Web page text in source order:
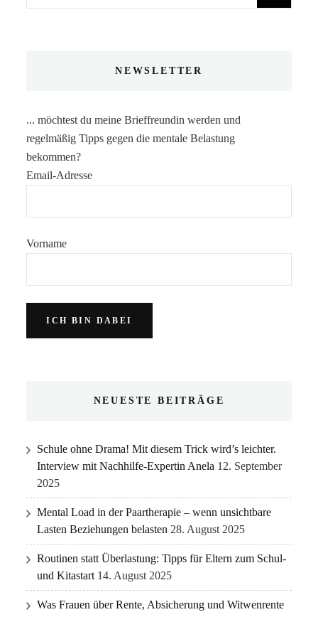
nach:
NEWSLETTER
... möchtest du meine Brieffreundin werden und
regelmäßig Tipps gegen die mentale Belastung
bekommen?
Email-Adresse
Vorname
NEUESTE BEITRÄGE
Schule ohne Drama! Mit diesem Trick wird’s leichter.
Interview mit Nachhilfe-Expertin Anela 12. September
2025
Mental Load in der Paartherapie – wenn unsichtbare
Lasten Beziehungen belasten 28. August 2025
Routinen statt Überlastung: Tipps für Eltern zum Schul-
und Kitastart 14. August 2025
Was Frauen über Rente, Absicherung und Witwenrente